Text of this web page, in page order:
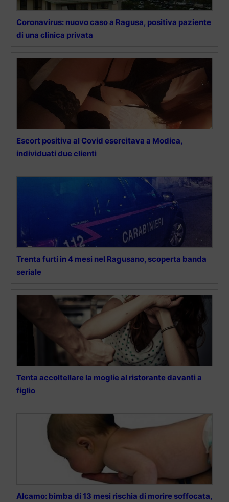
Coronavirus: nuovo caso a Ragusa, positiva paziente
di una clinica privata
Escort positiva al Covid esercitava a Modica,
individuati due clienti
Trenta furti in 4 mesi nel Ragusano, scoperta banda
seriale
Tenta accoltellare la moglie al ristorante davanti a
figlio
Alcamo: bimba di 13 mesi rischia di morire soffocata,